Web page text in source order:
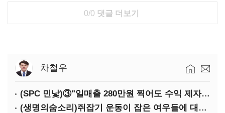
0/0 댓글 더보기
차철우
(SPC 민낯)③"일매출 280만원 찍어도 수익 제자리"…점주 울리는 '상시 할인'
(생명의숨소리)쥐잡기 운동이 잡은 여우들에 대하여